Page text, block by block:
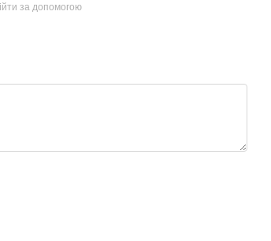
за допомогою